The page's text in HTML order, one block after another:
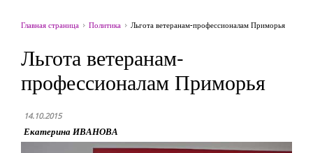
Главная страница Политика Льгота ветеранам-профессионалам Приморья
Льгота ветеранам-
профессионалам Приморья
14.10.2015
Екатерина ИВАНОВА